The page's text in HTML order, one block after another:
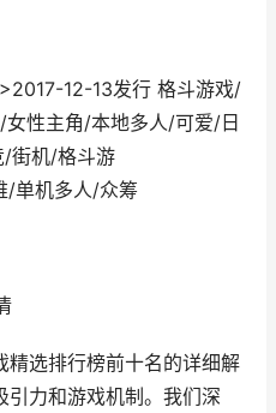
12-13发行 格斗游戏/
性主角/本地多人/可爱/日
街机/格斗游
单机多人/众筹
精选排行榜前十名的详细解
引力和游戏机制。我们深